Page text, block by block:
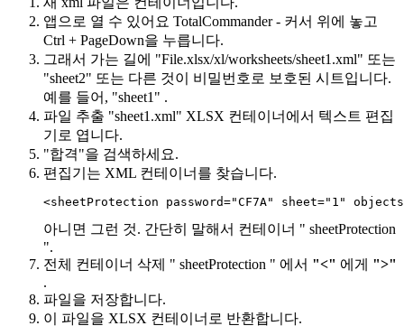
앱으로 열 수 있어요 TotalCommander- 커서 위에 놓고
Ctrl + PageDown을 누릅니다.
그래서 가는 길에 "File.xlsx/xl/worksheets/sheet1.xml" 또는
"sheet2" 또는 다른 것이 비밀번호로 보호된 시트입니다.
예를 들어, "sheet1" .
파일 추출 "sheet1.xml" XLSX 컨테이너에서 텍스트 편집
기로 엽니다.
"합격"을 검색하세요.
편집기는 XML 컨테이너를 찾습니다.
<sheetProtection password="CF7A" sheet="1"
아니면 그런 것. 간단히 말해서 컨테이너 " sheetProtection
".
전체 컨테이너 삭제 " sheetProtection " 에서 "<" 에게 ">"
.
파일을 저장합니다.
이 파일을 XLSX 컨테이너로 반환합니다.